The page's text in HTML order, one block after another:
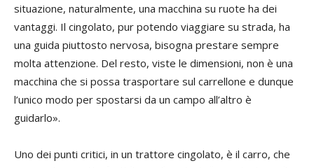
situazione, naturalmente, una macchina su ruote ha dei
vantaggi. Il cingolato, pur potendo viaggiare su strada, ha
una guida piuttosto nervosa, bisogna prestare sempre
molta attenzione. Del resto, viste le dimensioni, non è una
macchina che si possa trasportare sul carrellone e dunque
l’unico modo per spostarsi da un campo all’altro è
guidarlo».
Uno dei punti critici, in un trattore cingolato, è il carro, che